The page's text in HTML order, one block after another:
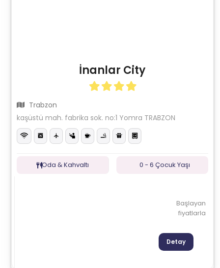
İnanlar City
Trabzon
kaşüstü mah. fabrika sok. no:1 Yomra TRABZON
Oda & Kahvaltı 0 - 6 Çocuk Yaşı
Başlayan
fiyatlarla
Detay